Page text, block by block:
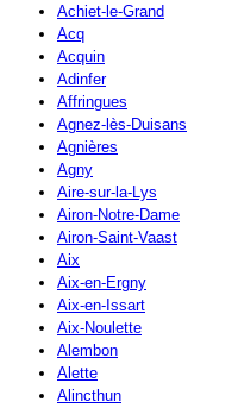
Achiet-le-Grand
Acq
Acquin
Adinfer
Affringues
Agnez-lès-Duisans
Agnières
Agny
Aire-sur-la-Lys
Airon-Notre-Dame
Airon-Saint-Vaast
Aix
Aix-en-Ergny
Aix-en-Issart
Aix-Noulette
Alembon
Alette
Alincthun